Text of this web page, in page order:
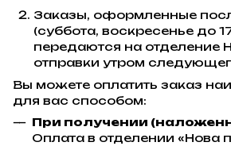
Заказы, оформленные
(суббота, воскресенье до
передаются на отделение
отправки утром
Вы можете оплатить заказ
для вас способом:
При получении
Оплата в отделении «Нова